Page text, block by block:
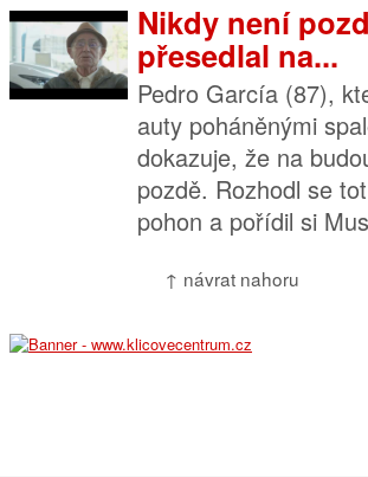
Nikdy není
přesedlal na...
Pedro García (87),
auty poháněnými
dokazuje, že na
pozdě. Rozhodl se
pohon a pořídil si
↑ návrat nahoru